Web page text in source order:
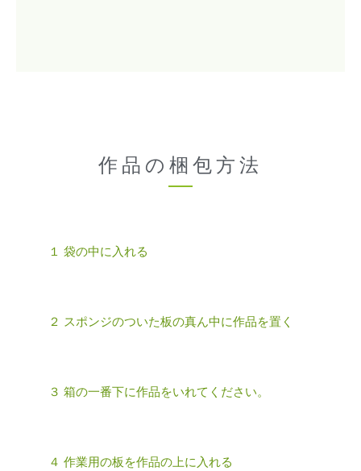
作品の梱包方法
１ 袋の中に入れる
２ スポンジのついた板の真ん中に作品を置く
３ 箱の一番下に作品をいれてください。
４ 作業用の板を作品の上に入れる